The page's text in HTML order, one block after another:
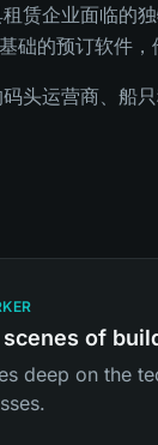
赁企业面临的
础的预订软件
头运营商、船
of
deep on the